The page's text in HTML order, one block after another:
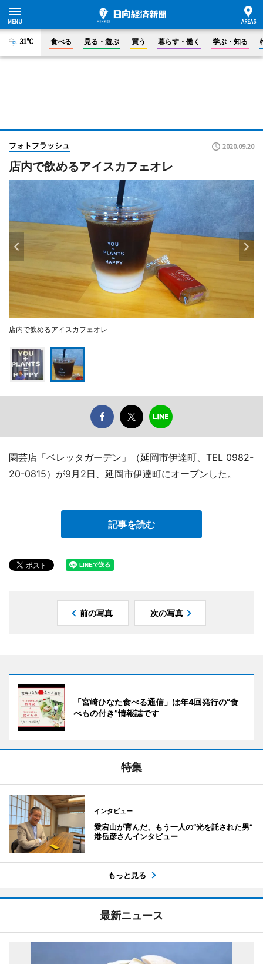
31°C 食べる 見る・遊ぶ 買う 暮らす・働く 学ぶ・知る
フォトフラッシュ 2020.09.20
店内で飲めるアイスカフェオレ
店内で飲めるアイスカフェオレ
園芸店「ベレッタガーデン」（延岡市伊達町、TEL 0982-
20-0815）が9月2日、延岡市伊達町にオープンした。
記事を読む
前の写真 次の写真
「宮崎ひなた食べる通信」は年4回発行の“食
べもの付き”情報誌です
特集
インタビュー
愛宕山が育んだ、もう一人の“光を託された男”
港岳彦さんインタビュー
もっと見る
最新ニュース